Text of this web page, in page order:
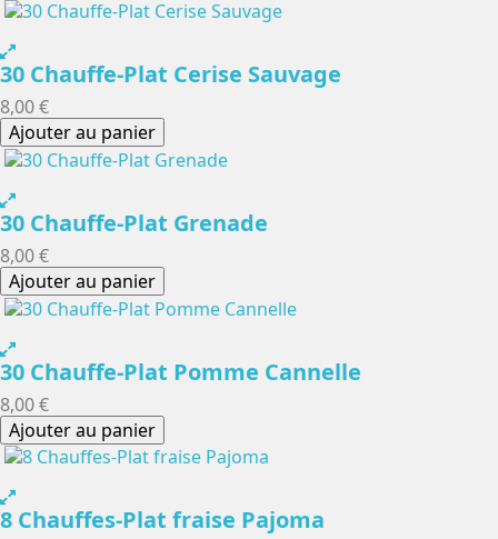
30 Chauffe-Plat Cerise Sauvage
8,00 €
Ajouter au panier
30 Chauffe-Plat Grenade
8,00 €
Ajouter au panier
30 Chauffe-Plat Pomme Cannelle
8,00 €
Ajouter au panier
8 Chauffes-Plat fraise Pajoma